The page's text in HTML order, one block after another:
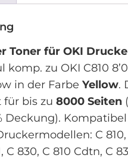
Toner für OKI
komp. zu OKI C810
in der Farbe Yellow.
für bis zu 8000 Seiten
Deckung).
C 810,
C 830, C 810 Cdtn, C